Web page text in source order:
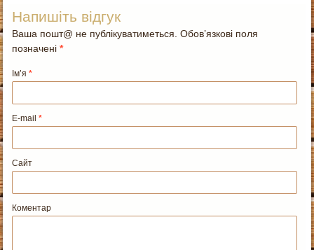
Напишіть відгук
Ваша пошт@ не публікуватиметься. Обов’язкові поля
позначені*
Ім’я*
E-mail*
Сайт
Коментар